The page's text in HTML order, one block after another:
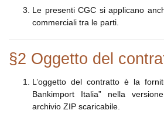
Le presenti CGC si applicano
commerciali tra le parti.
§2 Oggetto del
L’oggetto del contratto è la
Bankimport Italia” nella
archivio ZIP scaricabile.